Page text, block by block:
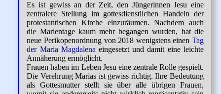
Es ist gewiss an der Zeit, den Jüngerinnen Jesu eine
zentralere Stellung im gottesdienstlichen Handeln der
protestantischen Kirche einzuräumen. Nachdem auch
die Marientage kaum mehr begangen wurden, hat die
neue Perikopenordnung von 2018 wenigstens einen Tag
der Maria Magdalena eingesetzt und damit eine leichte
Annäherung ermöglicht.
Frauen haben im Leben Jesu eine zentrale Rolle gespielt.
Die Verehrung Marias ist gewiss richtig. Ihre Bedeutung
als Gottesmutter stellt sie über alle übrigen Frauen,